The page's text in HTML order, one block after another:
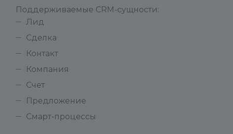
Поддерживаемые CRM-сущности:
Лид
Сделка
Контакт
Компания
Счет
Предложение
Смарт-процессы